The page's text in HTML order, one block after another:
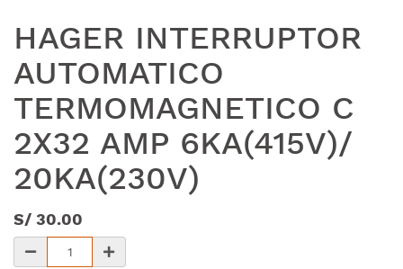
HAGER INTERRUPTOR
AUTOMATICO
TERMOMAGNETICO C
2X32 AMP 6KA(415V)/
20KA(230V)
S/ 30.00